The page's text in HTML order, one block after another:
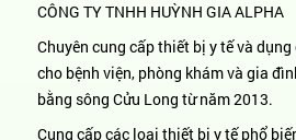
CÔNG TY TNHH HUỲNH GIA ALPHA
Chuyên cung cấp thiết bị y tế và
cho bệnh viện, phòng khám và gia
bằng sông Cửu Long từ năm 2013.
Cung cấp các loại thiết bị y tế phổ